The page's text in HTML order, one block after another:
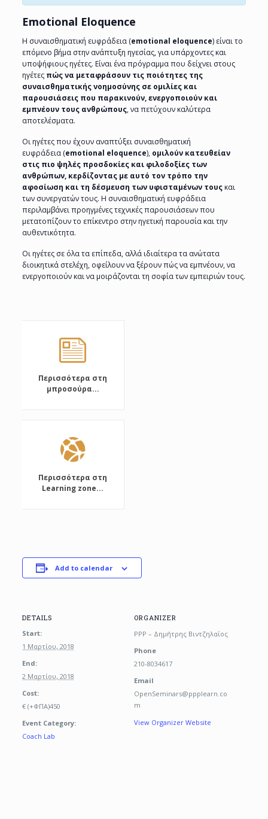
Emotional Eloquence
Η συναισθηματική ευφράδεια (emotional eloquence) είναι το
επόμενο βήμα στην ανάπτυξη ηγεσίας, για υπάρχοντες και
υποψήφιους ηγέτες. Είναι ένα πρόγραμμα που δείχνει στους
ηγέτες πώς να μεταφράσουν τις ποιότητες της
συναισθηματικής νοημοσύνης σε ομιλίες και
παρουσιάσεις που παρακινούν, ενεργοποιούν και
εμπνέουν τους ανθρώπους, να πετύχουν καλύτερα
αποτελέσματα.
Οι ηγέτες που έχουν αναπτύξει συναισθηματική
ευφράδεια (emotional eloquence), ομιλούν κατευθείαν
στις πιο ψηλές προσδοκίες και φιλοδοξίες των
ανθρώπων, κερδίζοντας με αυτό τον τρόπο την
αφοσίωση και τη δέσμευση των υφισταμένων τουςκαι
των συνεργατών τους. Η συναισθηματική ευφράδεια
περιλαμβάνει προηγμένες τεχνικές παρουσιάσεων που
μετατοπίζουν το επίκεντρο στην ηγετική παρουσία και την
αυθεντικότητα.
Οι ηγέτες σε όλα τα επίπεδα, αλλά ιδιαίτερα τα ανώτατα
διοικητικά στελέχη, οφείλουν να ξέρουν πώς να εμπνέουν, να
ενεργοποιούν και να μοιράζονται τη σοφία των εμπειριών τους.
Περισσότερα στη
μπροσούρα...
Περισσότερα στη
Learning zone...
Add to calendar
DETAILS
Start:
1 Μαρτίου, 2018
End:
2 Μαρτίου, 2018
Cost:
€ (+ΦΠΑ)450
Event Category:
Coach Lab
ORGANIZER
PPP – Δημήτρης Βιντζηλαίος
Phone
210-8034617
Email
OpenSeminars@ppplearn.co
m
View Organizer Website